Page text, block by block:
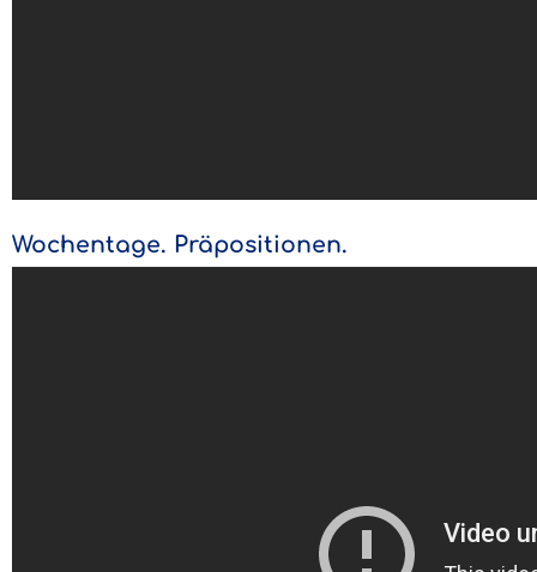
Wochentage. Präpositionen.